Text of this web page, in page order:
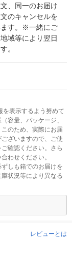
、同一のお届け
のキャンセルを
ます。※一緒にご
域等により翌日
。
を表示するよう努めて
容量、パッケージ、
のため、実際にお届
ざいますので、ご使
確認ください。さら
わせください。
しも箱でのお届けを
状況等により異なる
レビューとは